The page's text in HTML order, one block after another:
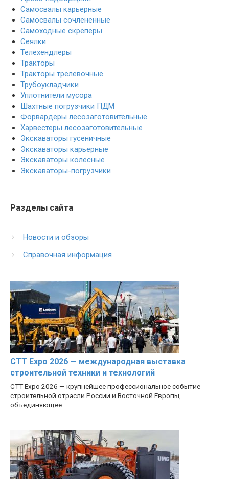
Самосвалы карьерные
Самосвалы сочлененные
Самоходные скреперы
Сеялки
Телехендлеры
Тракторы
Тракторы трелевочные
Трубоукладчики
Уплотнители мусора
Шахтные погрузчики ПДМ
Форвардеры лесозаготовительные
Харвестеры лесозаготовительные
Экскаваторы гусеничные
Экскаваторы карьерные
Экскаваторы колёсные
Экскаваторы-погрузчики
Разделы сайта
Новости и обзоры
Справочная информация
CTT Expo 2026 — международная выставка
строительной техники и технологий
CTT Expo 2026 — крупнейшее профессиональное событие
строительной отрасли России и Восточной Европы,
объединяющее